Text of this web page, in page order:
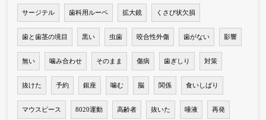
サージテル 歯科用ルーペ 拡大鏡 くさび状欠損
歯と歯茎の境目 黒い 虫歯 咬合性外傷 歯がない 影響
無い 噛み合わせ そのまま 傷病 歯ぎしり 対策
抜けた 予約 銀座 噛む 脳 関係 食いしばり
マウスピース 8020運動 高齢者 抜いた 唾液 再発